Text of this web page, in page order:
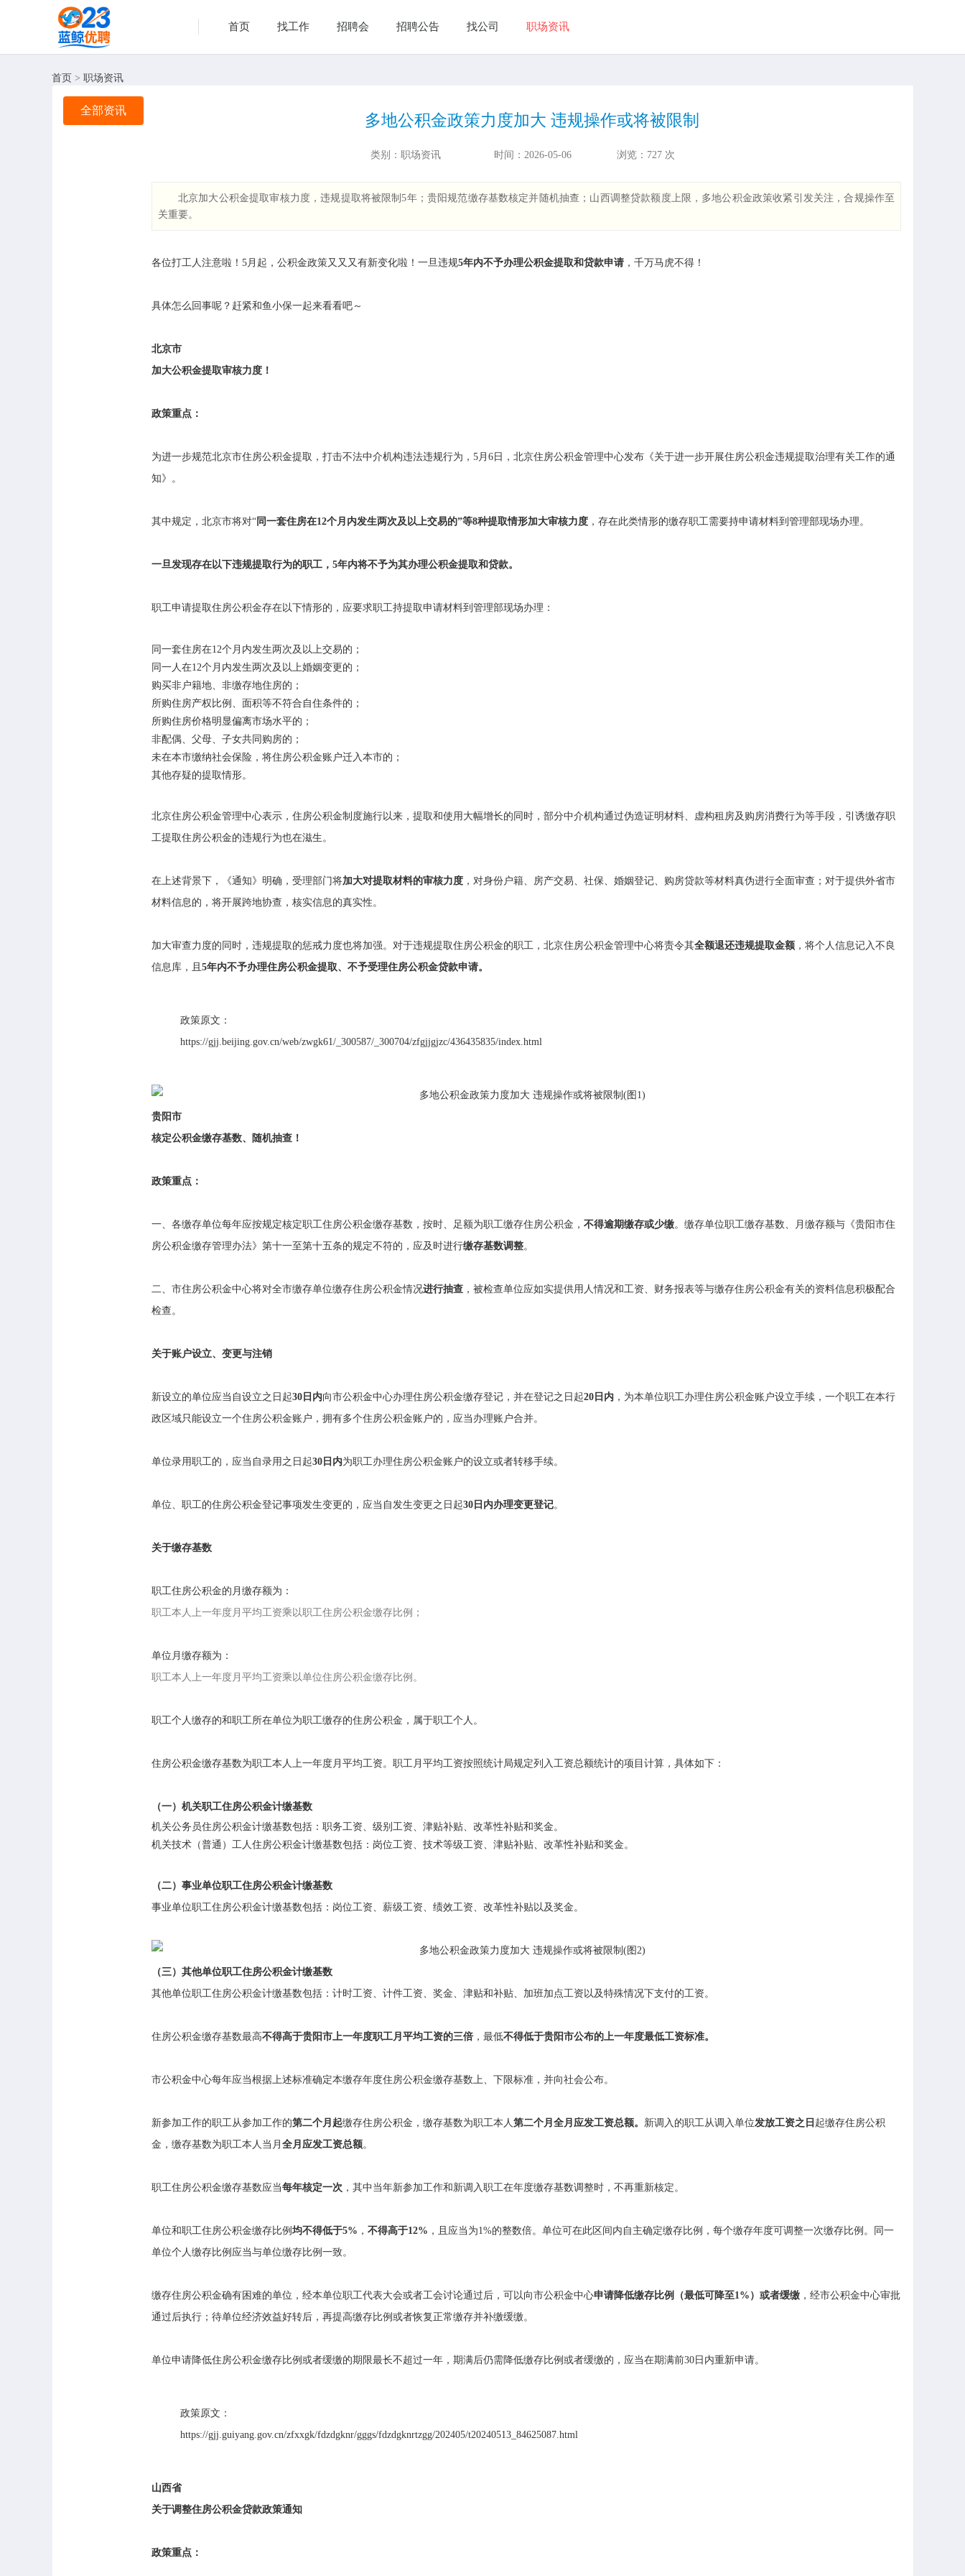
首页 找工作 招聘会 招聘公告 找公司 职场资讯
首页 > 职场资讯
全部资讯
多地公积金政策力度加大 违规操作或将被限制
类别：职场资讯 时间： 2026-05-06 浏览： 727 次
北京加大公积金提取审核力度，违规提取将被限制5年；贵阳规范缴存基数核定并随机抽查；山西调整贷款额度上限，多地公积金政策收紧引发关注，合规操作至
关重要。
各位打工人注意啦！5月起，公积金政策又又又有新变化啦！一旦违规5年内不予办理公积金提取和贷款申请 ，千万马虎不得！
具体怎么回事呢？赶紧和鱼小保一起来看看吧～
北京市
加大公积金提取审核力度！
政策重点：
为进一步规范北京市住房公积金提取，打击不法中介机构违法违规行为，5月6日，北京住房公积金管理中心发布《关于进一步开展住房公积金违规提取治理有关工作的通
知》。
其中规定，北京市将对“ 同一套住房在12个月内发生两次及以上交易的”等8种提取情形加大审核力度 ，存在此类情形的缴存职工需要持申请材料到管理部现场办理。
一旦发现存在以下违规提取行为的职工，5年内将不予为其办理公积金提取和贷款。
职工申请提取住房公积金存在以下情形的，应要求职工持提取申请材料到管理部现场办理：
同一套住房在12个月内发生两次及以上交易的；
同一人在12个月内发生两次及以上婚姻变更的；
购买非户籍地、非缴存地住房的；
所购住房产权比例、面积等不符合自住条件的；
所购住房价格明显偏离市场水平的；
非配偶、父母、子女共同购房的；
未在本市缴纳社会保险，将住房公积金账户迁入本市的；
其他存疑的提取情形。
北京住房公积金管理中心表示，住房公积金制度施行以来，提取和使用大幅增长的同时，部分中介机构通过伪造证明材料、虚构租房及购房消费行为等手段，引诱缴存职
工提取住房公积金的违规行为也在滋生。
在上述背景下，《通知》明确，受理部门将加大对提取材料的审核力度 ，对身份户籍、房产交易、社保、婚姻登记、购房贷款等材料真伪进行全面审查；对于提供外省市
材料信息的，将开展跨地协查，核实信息的真实性。
加大审查力度的同时，违规提取的惩戒力度也将加强。对于违规提取住房公积金的职工，北京住房公积金管理中心将责令其全额退还违规提取金额 ，将个人信息记入不良
信息库，且 5年内不予办理住房公积金提取、不予受理住房公积金贷款申请。
政策原文：
https://gjj.beijing.gov.cn/web/zwgk61/_300587/_300704/zfgjjgjzc/436435835/index.html
贵阳市
核定公积金缴存基数、随机抽查！
政策重点：
一、各缴存单位每年应按规定核定职工住房公积金缴存基数，按时、足额为职工缴存住房公积金， 不得逾期缴存或少缴。缴存单位职工缴存基数、月缴存额与《贵阳市住
房公积金缴存管理办法》第十一至第十五条的规定不符的，应及时进行缴存基数调整。
二、市住房公积金中心将对全市缴存单位缴存住房公积金情况进行抽查 ，被检查单位应如实提供用人情况和工资、财务报表等与缴存住房公积金有关的资料信息积极配合
检查。
关于账户设立、变更与注销
新设立的单位应当自设立之日起30日内向市公积金中心办理住房公积金缴存登记，并在登记之日起20日内 ，为本单位职工办理住房公积金账户设立手续，一个职工在本行
政区域只能设立一个住房公积金账户，拥有多个住房公积金账户的，应当办理账户合并。
单位录用职工的，应当自录用之日起30日内为职工办理住房公积金账户的设立或者转移手续。
单位、职工的住房公积金登记事项发生变更的，应当自发生变更之日起30日内办理变更登记。
关于缴存基数
职工住房公积金的月缴存额为：
职工本人上一年度月平均工资乘以职工住房公积金缴存比例；
单位月缴存额为：
职工本人上一年度月平均工资乘以单位住房公积金缴存比例。
职工个人缴存的和职工所在单位为职工缴存的住房公积金，属于职工个人。
住房公积金缴存基数为职工本人上一年度月平均工资。职工月平均工资按照统计局规定列入工资总额统计的项目计算，具体如下：
（一）机关职工住房公积金计缴基数
机关公务员住房公积金计缴基数包括：职务工资、级别工资、津贴补贴、改革性补贴和奖金。
机关技术（普通）工人住房公积金计缴基数包括：岗位工资、技术等级工资、津贴补贴、改革性补贴和奖金。
（二）事业单位职工住房公积金计缴基数
事业单位职工住房公积金计缴基数包括：岗位工资、薪级工资、绩效工资、改革性补贴以及奖金。
（三）其他单位职工住房公积金计缴基数
其他单位职工住房公积金计缴基数包括：计时工资、计件工资、奖金、津贴和补贴、加班加点工资以及特殊情况下支付的工资。
住房公积金缴存基数最高不得高于贵阳市上一年度职工月平均工资的三倍 ，最低不得低于贵阳市公布的上一年度最低工资标准。
市公积金中心每年应当根据上述标准确定本缴存年度住房公积金缴存基数上、下限标准，并向社会公布。
新参加工作的职工从参加工作的第二个月起缴存住房公积金，缴存基数为职工本人第二个月全月应发工资总额。 新调入的职工从调入单位发放工资之日 起缴存住房公积
金，缴存基数为职工本人当月 全月应发工资总额。
职工住房公积金缴存基数应当每年核定一次 ，其中当年新参加工作和新调入职工在年度缴存基数调整时，不再重新核定。
单位和职工住房公积金缴存比例 均不得低于5% ， 不得高于12% ，且应当为1%的整数倍。单位可在此区间内自主确定缴存比例，每个缴存年度可调整一次缴存比例。同一
单位个人缴存比例应当与单位缴存比例一致。
缴存住房公积金确有困难的单位，经本单位职工代表大会或者工会讨论通过后，可以向市公积金中心申请降低缴存比例（最低可降至1%）或者缓缴 ，经市公积金中心审批
通过后执行；待单位经济效益好转后，再提高缴存比例或者恢复正常缴存并补缴缓缴。
单位申请降低住房公积金缴存比例或者缓缴的期限最长不超过一年，期满后仍需降低缴存比例或者缓缴的，应当在期满前30日内重新申请。
政策原文：
https://gjj.guiyang.gov.cn/zfxxgk/fdzdgknr/gggs/fdzdgknrtzgg/202405/t20240513_84625087.html
山西省
关于调整住房公积金贷款政策通知
政策重点：